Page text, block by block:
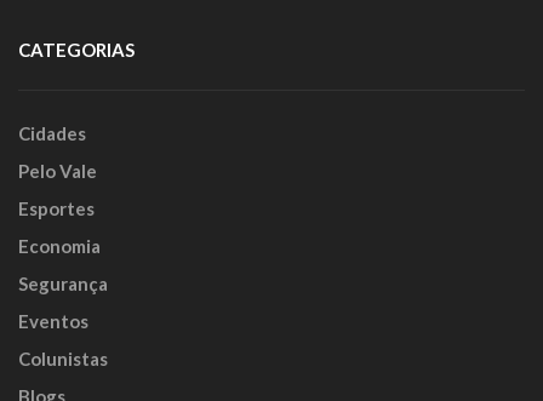
CATEGORIAS
Cidades
Pelo Vale
Esportes
Economia
Segurança
Eventos
Colunistas
Blogs